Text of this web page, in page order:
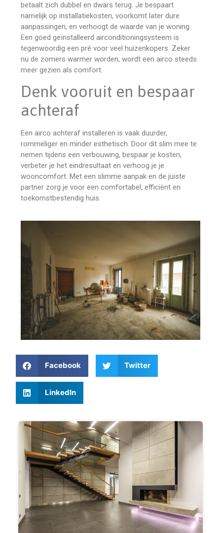
betaalt zich dubbel en dwars terug. Je bespaart
namelijk op installatiekosten, voorkomt later dure
aanpassingen, en verhoogt de waarde van je woning.
Een goed geïnstalleerd airconditioningsysteem is
tegenwoordig een pré voor veel huizenkopers. Zeker
nu de zomers warmer worden, wordt een airco steeds
meer gezien als comfort.
Denk vooruit en bespaar
achteraf
Een airco achteraf installeren is vaak duurder,
rommeliger en minder esthetisch. Door dit slim mee te
nemen tijdens een verbouwing, bespaar je kosten,
verbeter je het eindresultaat en verhoog je je
wooncomfort. Met een slimme aanpak en de juiste
partner zorg je voor een comfortabel, efficiënt en
toekomstbestendig huis.
Facebook Twitter
LinkedIn